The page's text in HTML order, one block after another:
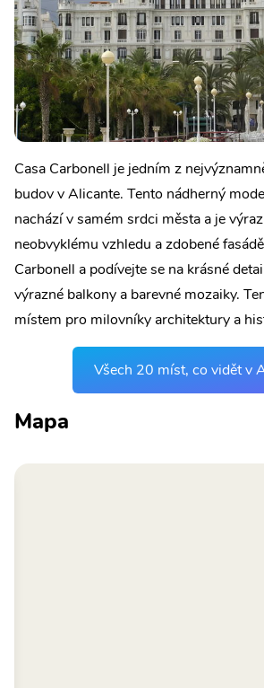
Casa Carbonell je jedním z
budov v Alicante. Tento nádherný
nachází v samém srdci města a je
neobvyklému vzhledu a zdobené
Carbonell a podívejte se na krásné
výrazné balkony a barevné mozaiky.
místem pro milovníky architektury a
Všech 20 míst, co vidět v
Mapa